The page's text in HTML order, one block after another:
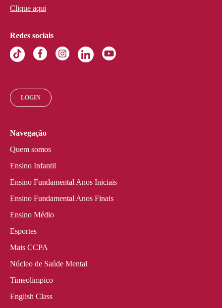
Clique aqui
Redes sociais
LOGIN
Navegação
Quem somos
Ensino Infantil
Ensino Fundamental Anos Iniciais
Ensino Fundamental Anos Finais
Ensino Médio
Esportes
Mais CCPA
Núcleo de Saúde Mental
Timeolimpico
English Class